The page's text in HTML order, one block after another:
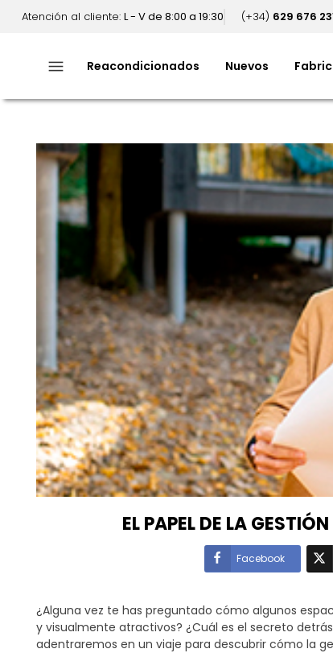
Atención al cliente: L - V de 8:00 a 19:30 (+34) 629 676
menu Reacondicionados Nuevos
EL PAPEL DE LA
Facebook
¿Alguna vez te has preguntado cómo algunos
y visualmente atractivos? ¿Cuál es el secreto
adentraremos en un viaje para descubrir cómo la